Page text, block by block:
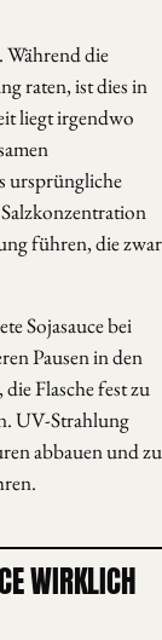
Während die
raten, ist dies in
liegt irgendwo
ursprüngliche
führen, die zwar
Sojasauce bei
Pausen in den
Flasche fest zu
UV-Strahlung
abbauen und zu
WIRKLICH